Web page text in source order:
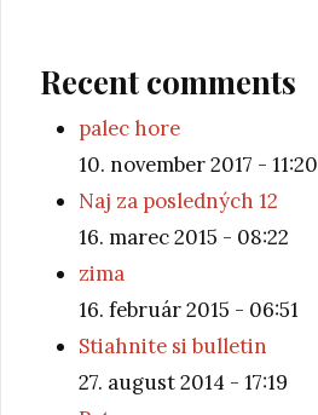
Recent comments
palec hore
10. november 2017 - 11:20
Naj za posledných 12
16. marec 2015 - 08:22
zima
16. február 2015 - 06:51
Stiahnite si bulletin
27. august 2014 - 17:19